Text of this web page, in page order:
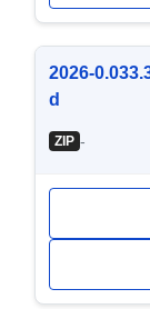
2026-
d
ZIP -